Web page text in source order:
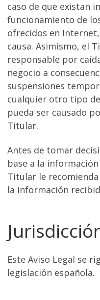
caso de que existan
funcionamiento de
ofrecidos en
causa. Asimismo, el
responsable por
negocio a
suspensiones
cualquier otro tipo
pueda ser causado
Titular.
Antes de tomar
base a la
Titular le
la información
Este Aviso Legal se
legislación española.